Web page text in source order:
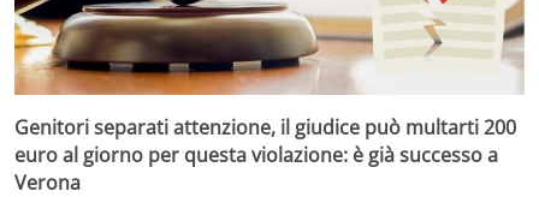
Genitori separati attenzione, il giudice può multarti 200
euro al giorno per questa violazione: è già successo a
Verona